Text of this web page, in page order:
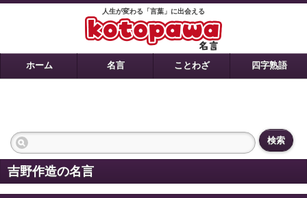
人生が変わる「言葉」に出会える
ホーム 名言 ことわざ 四字熟語
検索
吉野作造の名言